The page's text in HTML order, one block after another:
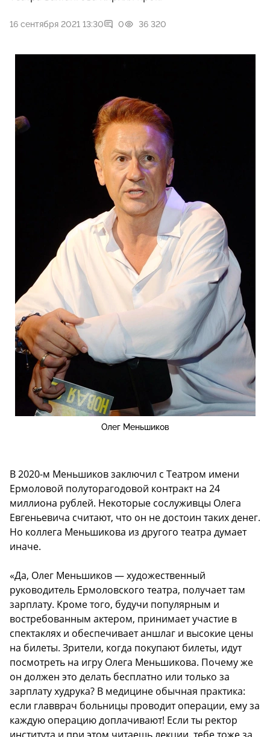
16 сентября 2021 13:30 0 36 320
Олег Меньшиков
В 2020-м Меньшиков заключил с Театром имени
Ермоловой полуторагодовой контракт на 24
миллиона рублей. Некоторые сослуживцы Олега
Евгеньевича считают, что он не достоин таких денег.
Но коллега Меньшикова из другого театра думает
иначе.
«Да, Олег Меньшиков — художественный
руководитель Ермоловского театра, получает там
зарплату. Кроме того, будучи популярным и
востребованным актером, принимает участие в
спектаклях и обеспечивает аншлаг и высокие цены
на билеты. Зрители, когда покупают билеты, идут
посмотреть на игру Олега Меньшикова. Почему же
он должен это делать бесплатно или только за
зарплату худрука? В медицине обычная практика:
если главврач больницы проводит операции, ему за
каждую операцию доплачивают! Если ты ректор